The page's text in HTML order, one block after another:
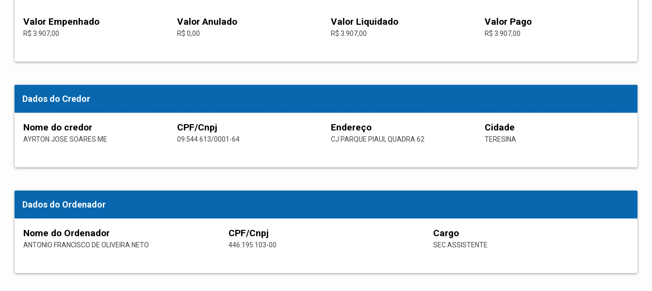
Valor Empenhado
R$ 3.907,00
Valor Anulado
R$ 0,00
Valor Liquidado
R$ 3.907,00
Valor Pago
R$ 3.907,00
Dados do Credor
Nome do credor
AYRTON JOSE SOARES ME
CPF/Cnpj
09.544.613/0001-64
Endereço
CJ PARQUE PIAUI, QUADRA 62
Cidade
TERESINA
Dados do Ordenador
Nome do Ordenador
ANTONIO FRANCISCO DE OLIVEIRA NETO
CPF/Cnpj
446.195.103-00
Cargo
SEC ASSISTENTE